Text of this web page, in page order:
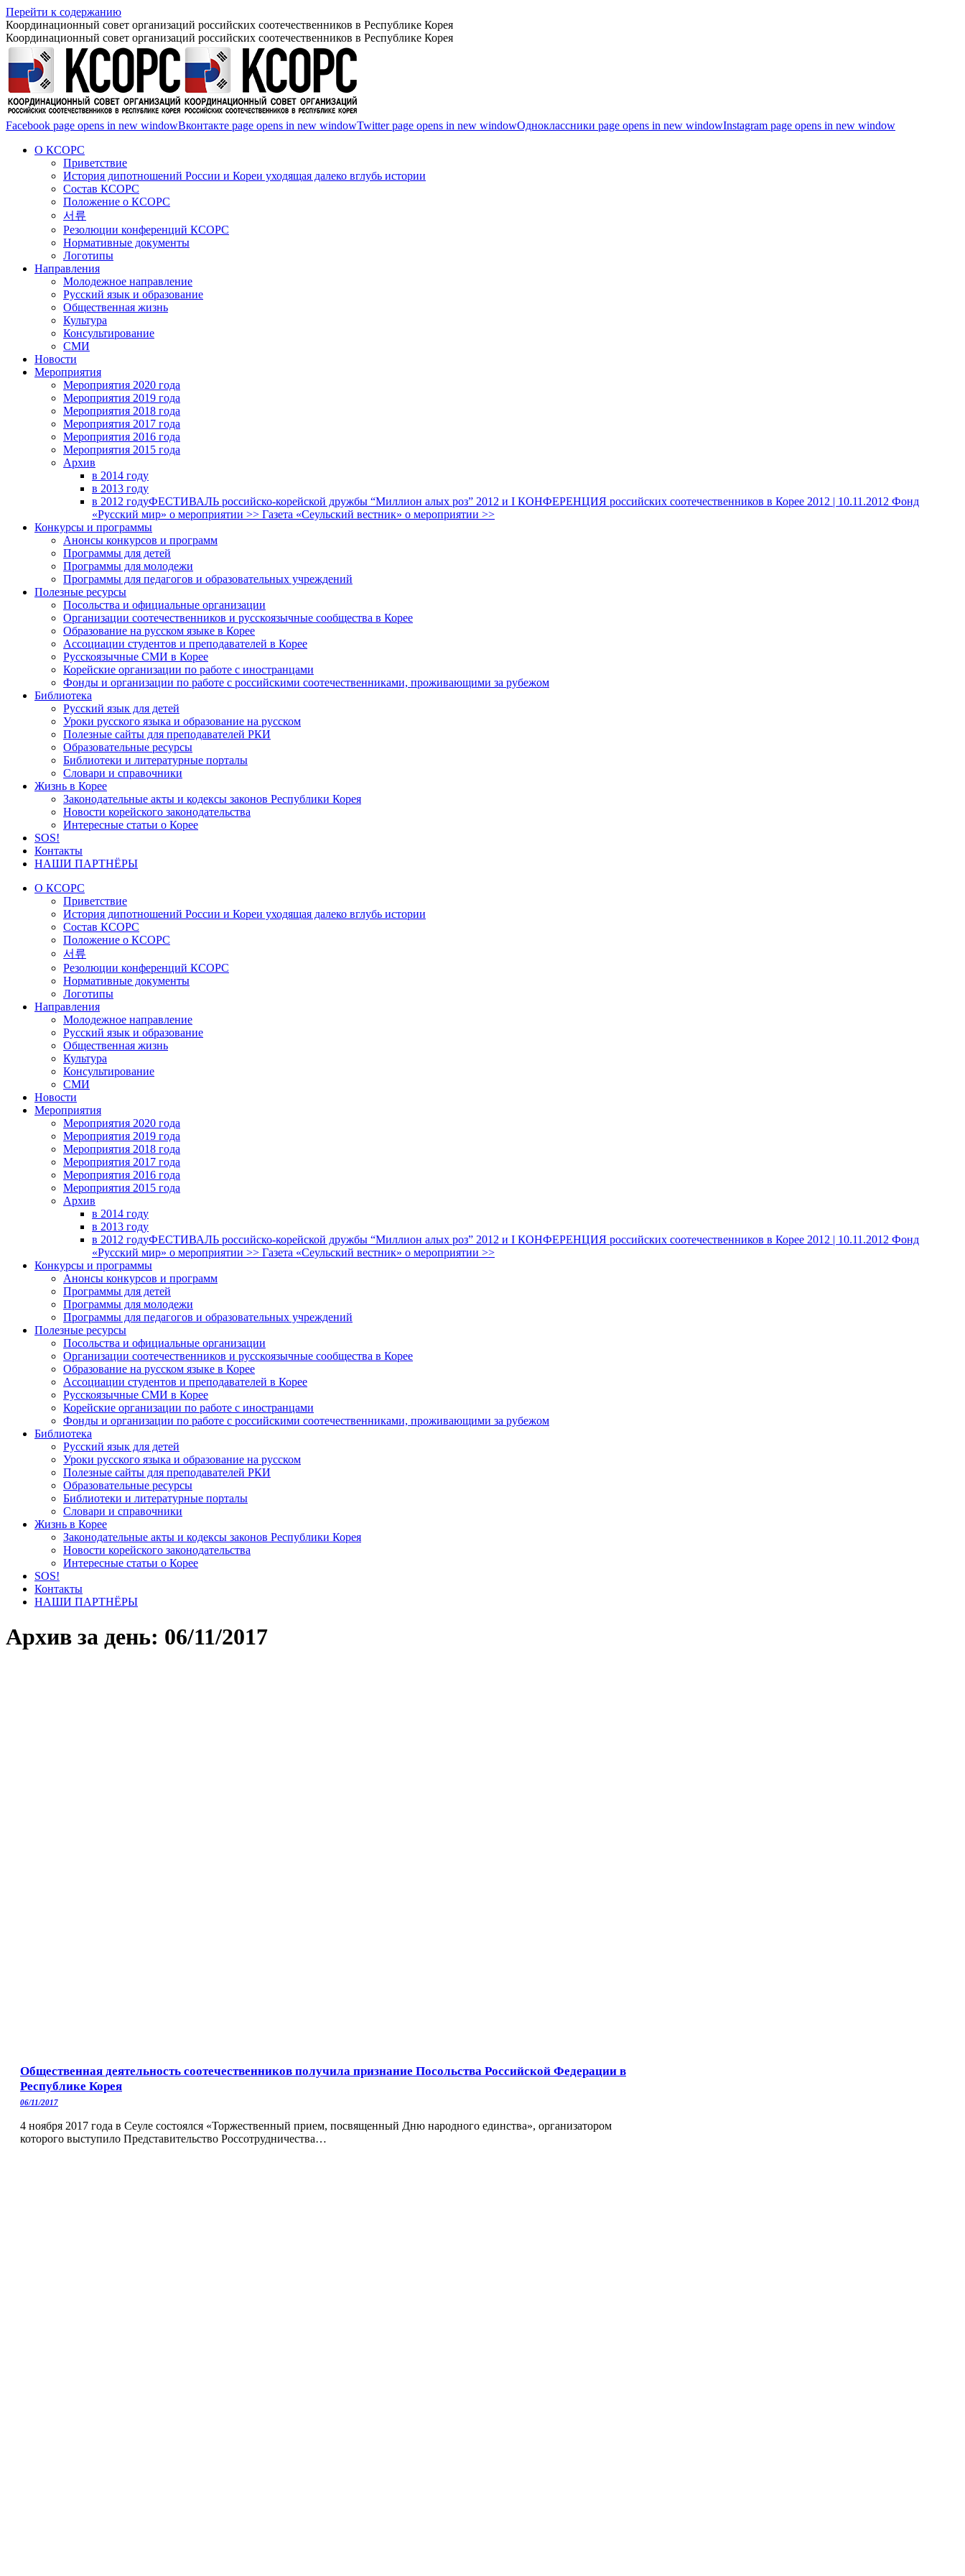
Перейти к содержанию
Координационный совет организаций российских соотечественников в Республике Корея
Координационный совет организаций российских соотечественников в Республике Корея
Facebook page opens in new windowВконтакте page opens in new windowTwitter page opens in new windowОдноклассники page opens in new windowInstagram page opens in new window
О КСОРС
Приветствие
История дипотношений России и Кореи уходящая далеко вглубь истории
Состав КСОРС
Положение о КСОРС
서류
Резолюции конференций КСОРС
Нормативные документы
Логотипы
Направления
Молодежное направление
Русский язык и образование
Общественная жизнь
Культура
Консультирование
СМИ
Новости
Мероприятия
Мероприятия 2020 года
Мероприятия 2019 года
Мероприятия 2018 годa
Мероприятия 2017 года
Мероприятия 2016 года
Мероприятия 2015 года
Архив
в 2014 году
в 2013 году
в 2012 годуФЕСТИВАЛЬ российско-корейской дружбы “Миллион алых роз” 2012 и I КОНФЕРЕНЦИЯ российских соотечественников в Корее 2012 | 10.11.2012 Фонд
«Русский мир» о мероприятии >> Газета «Сеульский вестник» о мероприятии >>
Конкурсы и программы
Анонсы конкурсов и программ
Программы для детей
Программы для молодежи
Программы для педагогов и образовательных учреждений
Полезные ресурсы
Посольства и официальные организации
Организации соотечественников и русскоязычные сообщества в Корее
Образование на русском языке в Корее
Ассоциации студентов и преподавателей в Корее
Русскоязычные СМИ в Корее
Корейские организации по работе с иностранцами
Фонды и организации по работе с российскими соотечественниками, проживающими за рубежом
Библиотека
Русский язык для детей
Уроки русского языка и образование на русском
Полезные сайты для преподавателей РКИ
Образовательные ресурсы
Библиотеки и литературные порталы
Словари и справочники
Жизнь в Корее
Законодательные акты и кодексы законов Республики Корея
Новости корейского законодательства
Интересные статьи о Корее
SOS!
Контакты
НАШИ ПАРТНЁРЫ
О КСОРС
Приветствие
История дипотношений России и Кореи уходящая далеко вглубь истории
Состав КСОРС
Положение о КСОРС
서류
Резолюции конференций КСОРС
Нормативные документы
Логотипы
Направления
Молодежное направление
Русский язык и образование
Общественная жизнь
Культура
Консультирование
СМИ
Новости
Мероприятия
Мероприятия 2020 года
Мероприятия 2019 года
Мероприятия 2018 годa
Мероприятия 2017 года
Мероприятия 2016 года
Мероприятия 2015 года
Архив
в 2014 году
в 2013 году
в 2012 годуФЕСТИВАЛЬ российско-корейской дружбы “Миллион алых роз” 2012 и I КОНФЕРЕНЦИЯ российских соотечественников в Корее 2012 | 10.11.2012 Фонд
«Русский мир» о мероприятии >> Газета «Сеульский вестник» о мероприятии >>
Конкурсы и программы
Анонсы конкурсов и программ
Программы для детей
Программы для молодежи
Программы для педагогов и образовательных учреждений
Полезные ресурсы
Посольства и официальные организации
Организации соотечественников и русскоязычные сообщества в Корее
Образование на русском языке в Корее
Ассоциации студентов и преподавателей в Корее
Русскоязычные СМИ в Корее
Корейские организации по работе с иностранцами
Фонды и организации по работе с российскими соотечественниками, проживающими за рубежом
Библиотека
Русский язык для детей
Уроки русского языка и образование на русском
Полезные сайты для преподавателей РКИ
Образовательные ресурсы
Библиотеки и литературные порталы
Словари и справочники
Жизнь в Корее
Законодательные акты и кодексы законов Республики Корея
Новости корейского законодательства
Интересные статьи о Корее
SOS!
Контакты
НАШИ ПАРТНЁРЫ
Архив за день: 06/11/2017
Общественная деятельность соотечественников получила признание Посольства Российской Федерации в
Республике Корея
06/11/2017
4 ноября 2017 года в Сеуле состоялся «Торжественный прием, посвященный Дню народного единства», организатором
которого выступило Представительство Россотрудничества…